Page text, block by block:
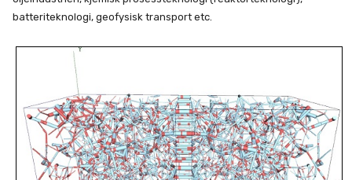
batteriteknologi, geofysisk transport etc.